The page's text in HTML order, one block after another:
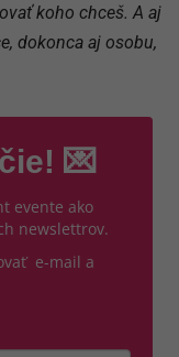
koho chceš. A aj
dokonca aj osobu,
💌
evente ako
newslettrov.
e-mail a